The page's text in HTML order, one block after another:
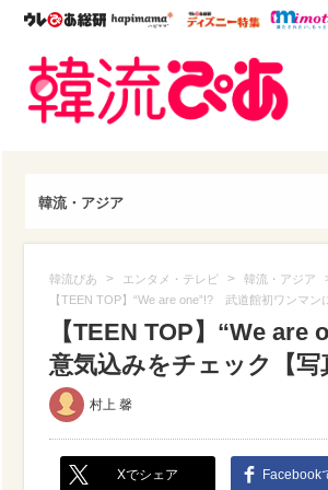
ウレぴあ総研ハピママ*
ウレぴ
韓流・アジア
韓流ぴあ > エンタメ・テレビ > 韓流・アジア
【TEEN TOP】“We are one”!? 武道館初ワンマ
【TEEN TOP】“We
意気込みをチェック【
村上 馨
Xでシェア Facebook